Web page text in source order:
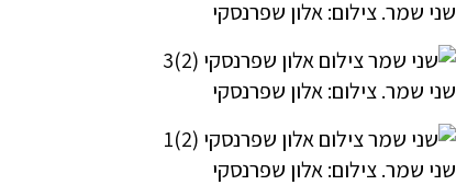
שני שמר. צילום: אלון שפרנסקי
שני שמר. צילום: אלון שפרנסקי
שני שמר. צילום: אלון שפרנסקי